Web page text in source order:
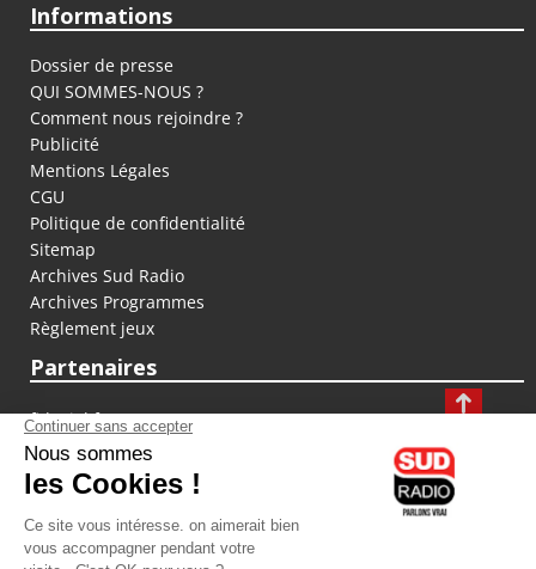
Informations
Dossier de presse
QUI SOMMES-NOUS ?
Comment nous rejoindre ?
Publicité
Mentions Légales
CGU
Politique de confidentialité
Sitemap
Archives Sud Radio
Archives Programmes
Règlement jeux
Partenaires
fiducial.fr
lyoncapitale.fr
olympique-et-lyonnais.com
L'application Iphone / Android